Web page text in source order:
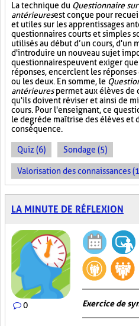
La technique du Questionnaire
antérieuresest conçue pour
et utiles sur les apprentissages
questionnaires courts et simples
utilisés au début d’un cours, d'un
d'introduire un nouveau sujet
questionnaires peuvent exiger
réponses, encerclent les
ou les deux. En somme, le
antérieurespermet aux élèves de
qu'ils doivent réviser et ainsi de
cours. Pour l'enseignant, ce
le degré de maîtrise des élèves
conséquence.
Quiz (6) Sondage (5)
Valorisation des connaissances
LA MINUTE DE RÉFLEXION
0 Exercice de